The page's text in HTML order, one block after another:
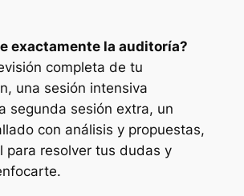
exactamente la auditoría?
completa de tu
una sesión intensiva
segunda sesión extra, un
con análisis y propuestas,
para resolver tus dudas y